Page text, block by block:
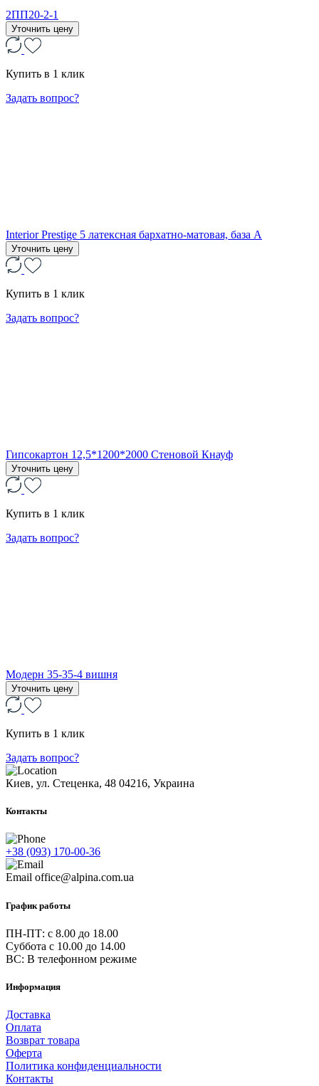
2ПП20-2-1
Уточнить цену
Купить в 1 клик
Задать вопрос?
Interior Prestige 5 латексная бархатно-матовая, база А
Уточнить цену
Купить в 1 клик
Задать вопрос?
Гипсокартон 12,5*1200*2000 Стеновой Кнауф
Уточнить цену
Купить в 1 клик
Задать вопрос?
Модерн 35-35-4 вишня
Уточнить цену
Купить в 1 клик
Задать вопрос?
Киев, ул. Стеценка, 48 04216, Украина
Контакты
+38 (093) 170-00-36
Email office@alpina.com.ua
График работы
ПН-ПТ: c 8.00 до 18.00
Суббота с 10.00 до 14.00
ВС: В телефонном режиме
Информация
Доставка
Оплата
Возврат товара
Оферта
Политика конфиденциальности
Контакты